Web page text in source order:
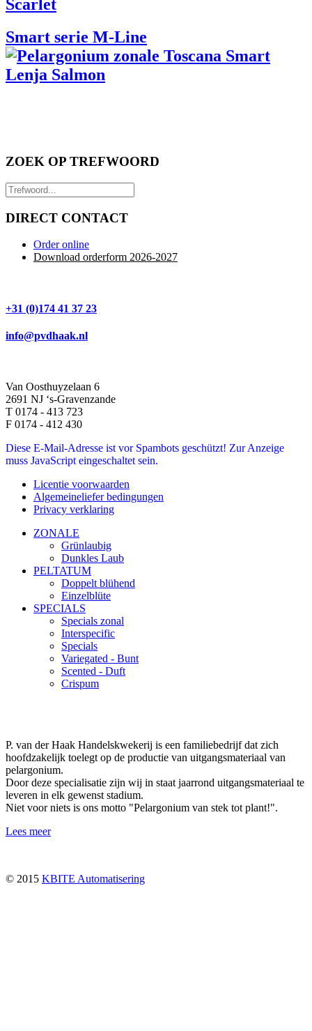
Smart serie M-Line
ZOEK OP TREFWOORD
DIRECT CONTACT
Order online
Download orderform 2026-2027
+31 (0)174 41 37 23
info@pvdhaak.nl
Van Oosthuyzelaan 6
2691 NJ ‘s-Gravenzande
T 0174 - 413 723
F 0174 - 412 430
Diese E-Mail-Adresse ist vor Spambots geschützt! Zur Anzeige
muss JavaScript eingeschaltet sein.
Licentie voorwaarden
Algemeineliefer bedingungen
Privacy verklaring
ZONALE
Grünlaubig
Dunkles Laub
PELTATUM
Doppelt blühend
Einzelblüte
SPECIALS
Specials zonal
Interspecific
Specials
Variegated - Bunt
Scented - Duft
Crispum
P. van der Haak Handelskwekerij is een familiebedrijf dat zich
hoofdzakelijk toelegt op de productie van uitgangsmateriaal van
pelargonium.
Door deze specialisatie zijn wij in staat jaarrond uitgangsmateriaal te
leveren in elk gewenst stadium.
Niet voor niets is ons motto "Pelargonium van stek tot plant!".
Lees meer
© 2015 KBITE Automatisering